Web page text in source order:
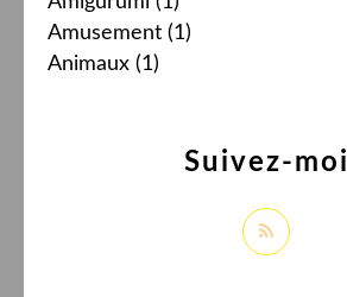
Amusement (1)
Animaux (1)
Suivez-moi